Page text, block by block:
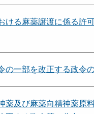
ける麻薬譲渡に係る許
の一部を改正する政令
薬及び麻薬向精神薬原